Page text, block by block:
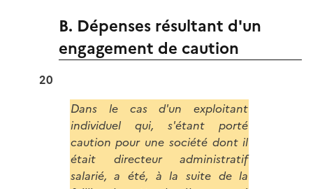
B. Dépenses résultant d'un
engagement de caution
20
Dans le cas d'un exploitant
individuel qui, s'étant porté
caution pour une société dont il
était directeur administratif
salarié, a été, à la suite de la